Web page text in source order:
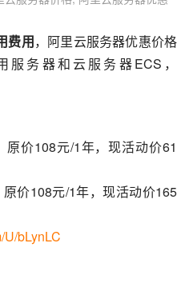
费用，阿里云服务器优惠价格
务器和云服务器ECS，
价108元/1年，现活动价61
价108元/1年，现活动价165
U/bLynLC